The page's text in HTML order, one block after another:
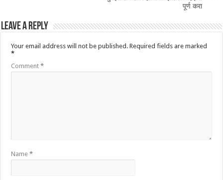
पूर्ण करा
Leave a Reply
Your email address will not be published. Required fields are marked
*
Comment*
Name*